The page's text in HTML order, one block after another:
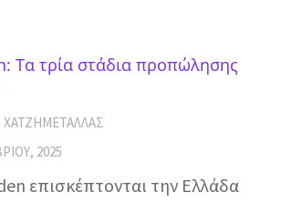
Τα τρία στάδια προπώλησης
ΧΑΤΖΗΜΕΤΑΛΛΆΣ
2025
επισκέπτονται την Ελλάδα